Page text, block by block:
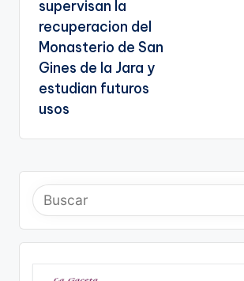
supervisan la
recuperacion del
Monasterio de San
Gines de la Jara y
estudian futuros
usos